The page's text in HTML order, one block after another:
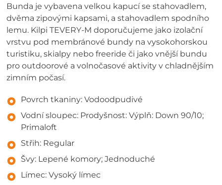
Bunda je vybavena velkou kapucí se stahovadlem,
dvěma zipovými kapsami, a stahovadlem spodního
lemu. Kilpi TEVERY-M doporučujeme jako izolační
vrstvu pod membránové bundy na vysokohorskou
turistiku, skialpy nebo freeride či jako vnější bundu
pro outdoorové a volnočasové aktivity v chladnějším
zimním počasí.
Povrch tkaniny: Vodoodpudivé
Vodní sloupec: Prodyšnost: Výplň: Down 90/10;
Primaloft
Střih: Regular
Švy: Lepené komory; Jednoduché
Límec: Vysoký límec